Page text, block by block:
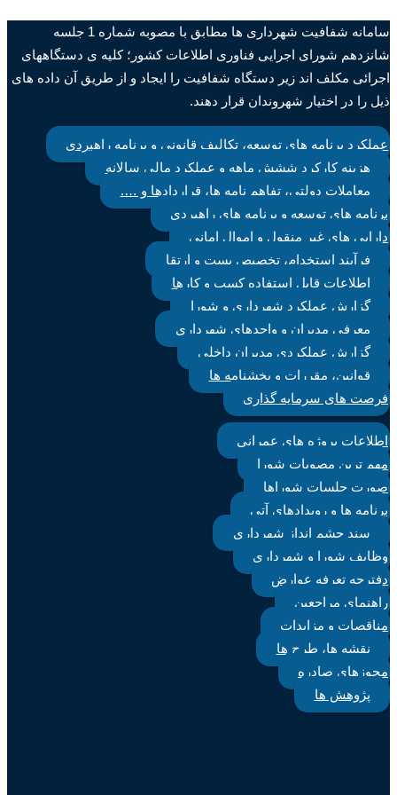
سامانه شفافیت شهرداری ها مطابق با مصوبه شماره 1 جلسه
شانزدهم شورای اجرایی فناوری اطلاعات کشور؛ کلیه ی دستگاههای
اجرائی مکلف اند زیر دستگاه شفافیت را ایجاد و از طریق آن داده های
ذیل را در اختیار شهروندان قرار دهند.
عملکرد برنامه های توسعه، تکالیف قانونی و برنامه راهبردی
هزینه کارکرد ششش ماهه و عملکرد مالی سالانه
معاملات دولتی، تفاهم نامه ها، قراردادها و ….
برنامه های توسعه و برنامه های راهبردی
دارایی های غیر منقول و اموال امانی
فرآیند استخدام، تخصیص پست و ارتقا
اطلاعات قابل استفاده کسب و کارها
گزارش عملکرد شهرداری و شورا
معرفی مدیران و واحدهای شهرداری
گزارش عملکردی مدیران داخلی
قوانین، مقررات و بخشنامه ها
فرصت های سرمایه گذاری
اطلاعات پروژه های عمرانی
مهم ترین مصوبات شورا
صورت جلسات شوراها
برنامه ها و رویدادهای آتی
سند چشم انداز شهرداری
وظایف شورا و شهرداری
دفترچه تعرفه عوارض
راهنمای مراجعین
مناقصات و مزایدات
نقشه ها، طرح ها
مجوزهای صادره
پژوهش ها